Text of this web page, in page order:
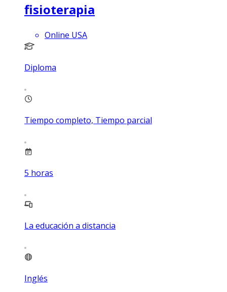
fisioterapia
Online USA
Diploma
Tiempo completo, Tiempo parcial
5 horas
La educación a distancia
Inglés